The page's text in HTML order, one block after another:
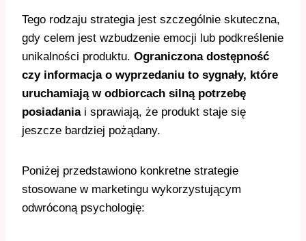
Tego rodzaju strategia jest szczególnie skuteczna,
gdy celem jest wzbudzenie emocji lub podkreślenie
unikalności produktu. Ograniczona dostępność
czy informacja o wyprzedaniu to sygnały, które
uruchamiają w odbiorcach silną potrzebę
posiadaniai sprawiają, że produkt staje się
jeszcze bardziej pożądany.
Poniżej przedstawiono konkretne strategie
stosowane w marketingu wykorzystującym
odwróconą psychologię: